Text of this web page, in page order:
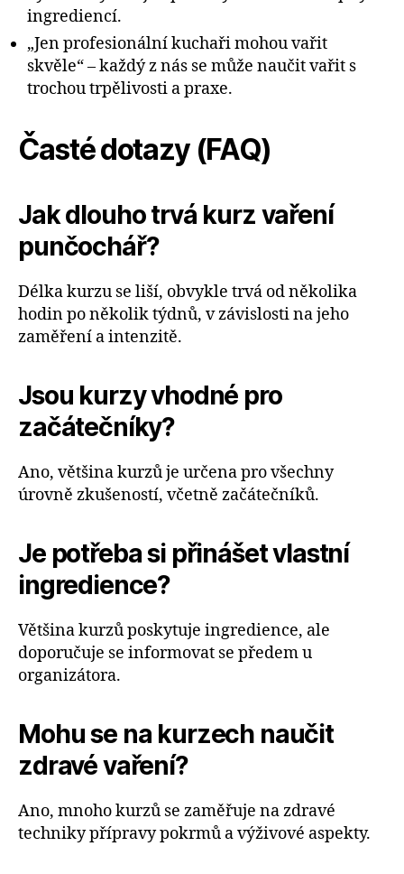
ingrediencí.
„Jen profesionální kuchaři mohou vařit
skvěle“ – každý z nás se může naučit vařit s
trochou trpělivosti a praxe.
Časté dotazy (FAQ)
Jak dlouho trvá kurz vaření
punčochář?
Délka kurzu se liší, obvykle trvá od několika
hodin po několik týdnů, v závislosti na jeho
zaměření a intenzitě.
Jsou kurzy vhodné pro
začátečníky?
Ano, většina kurzů je určena pro všechny
úrovně zkušeností, včetně začátečníků.
Je potřeba si přinášet vlastní
ingredience?
Většina kurzů poskytuje ingredience, ale
doporučuje se informovat se předem u
organizátora.
Mohu se na kurzech naučit
zdravé vaření?
Ano, mnoho kurzů se zaměřuje na zdravé
techniky přípravy pokrmů a výživové aspekty.